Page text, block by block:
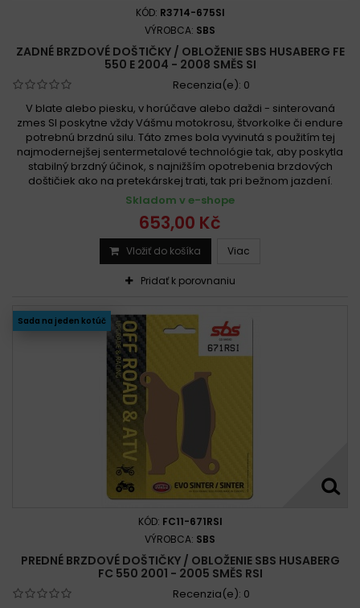
KÓD: R3714-675SI
VÝROBCA: SBS
ZADNÉ BRZDOVÉ DOŠTIČKY / OBLOŽENIE SBS HUSABERG FE
550 E 2004 - 2008 SMĚS SI
Recenzia(e): 0
V blate alebo piesku, v horúčave alebo daždi - sinterovaná
zmes SI poskytne vždy Vášmu motokrosu, štvorkolke či endure
potrebnú brzdnú silu. Táto zmes bola vyvinutá s použitím tej
najmodernejšej sentermetalové technológie tak, aby poskytla
stabilný brzdný účinok, s najnižším opotrebenia brzdových
doštičiek ako na pretekárskej trati, tak pri bežnom jazdení.
Skladom v e-shope
653,00 Kč
Vložiť do košíka Viac
Pridať k porovnaniu
Sada na jeden kotúč
KÓD: FC11-671RSI
VÝROBCA: SBS
PREDNÉ BRZDOVÉ DOŠTIČKY / OBLOŽENIE SBS HUSABERG
FC 550 2001 - 2005 SMĚS RSI
Recenzia(e): 0